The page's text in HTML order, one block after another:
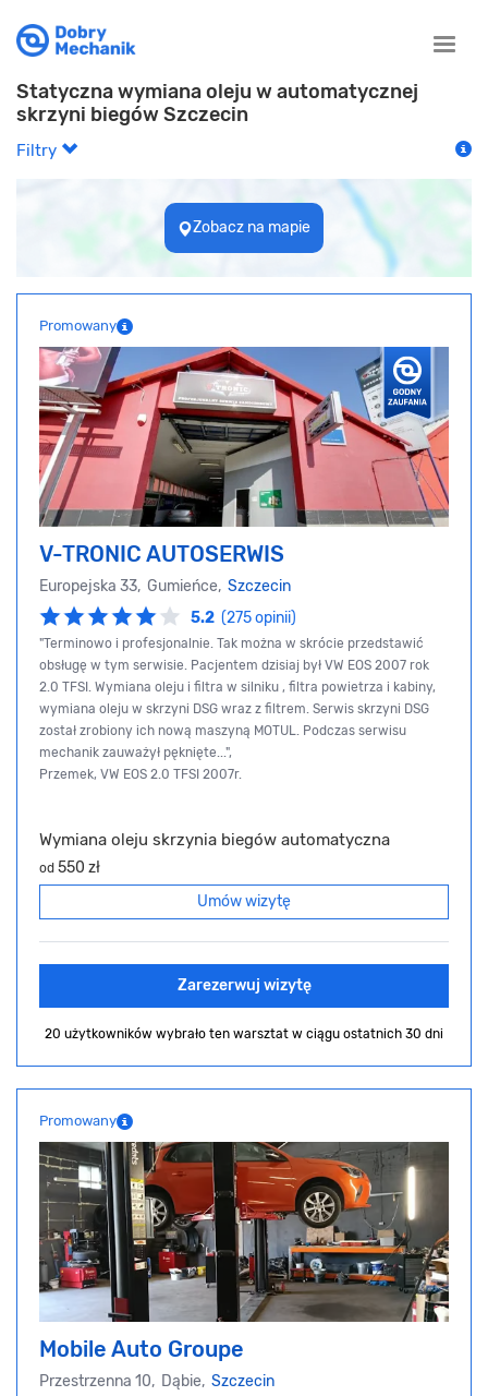
Toggle
Statyczna wymiana oleju w automatycznej
skrzyni biegów Szczecin
Filtry
Zobacz na mapie
Promowany
V-TRONIC AUTOSERWIS
Europejska 33, Gumieńce, Szczecin
5.2 (275 opinii)
"Terminowo i profesjonalnie. Tak można w skrócie przedstawić
obsługę w tym serwisie. Pacjentem dzisiaj był VW EOS 2007 rok
2.0 TFSI. Wymiana oleju i filtra w silniku , filtra powietrza i kabiny,
wymiana oleju w skrzyni DSG wraz z filtrem. Serwis skrzyni DSG
został zrobiony ich nową maszyną MOTUL. Podczas serwisu
mechanik zauważył pęknięte...",
Przemek, VW EOS 2.0 TFSI 2007r.
Wymiana oleju skrzynia biegów automatyczna
od 550 zł
Umów wizytę
Zarezerwuj wizytę
20 użytkowników wybrało ten warsztat w ciągu ostatnich 30 dni
Promowany
Mobile Auto Groupe
Przestrzenna 10, Dąbie, Szczecin